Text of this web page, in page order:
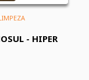
- HIPER